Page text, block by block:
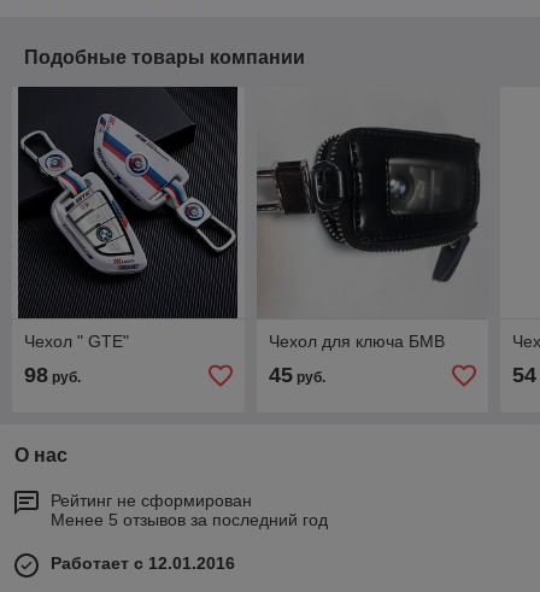
Подобные товары компании
Чехол " GTE"
98 руб.
Чехол для ключа БМВ
45руб. 54
О нас
Рейтинг не сформирован
Менее 5 отзывов за последний год
Работает с 12.01.2016